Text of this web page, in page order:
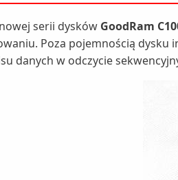
serii dysków GoodRam
Poza pojemnością
danych w odczycie